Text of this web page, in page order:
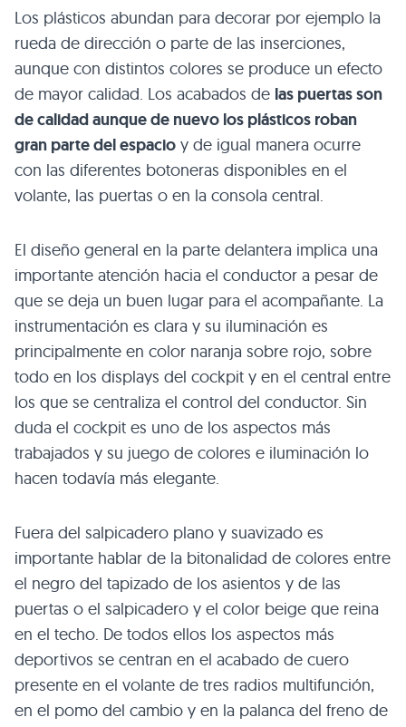
Los plásticos abundan para decorar por ejemplo la
rueda de dirección o parte de las inserciones,
aunque con distintos colores se produce un efecto
de mayor calidad. Los acabados de las puertas son
de calidad aunque de nuevo los plásticos roban
gran parte del espacio y de igual manera ocurre
con las diferentes botoneras disponibles en el
volante, las puertas o en la consola central.
El diseño general en la parte delantera implica una
importante atención hacia el conductor a pesar de
que se deja un buen lugar para el acompañante. La
instrumentación es clara y su iluminación es
principalmente en color naranja sobre rojo, sobre
todo en los displays del cockpit y en el central entre
los que se centraliza el control del conductor. Sin
duda el cockpit es uno de los aspectos más
trabajados y su juego de colores e iluminación lo
hacen todavía más elegante.
Fuera del salpicadero plano y suavizado es
importante hablar de la bitonalidad de colores entre
el negro del tapizado de los asientos y de las
puertas o el salpicadero y el color beige que reina
en el techo. De todos ellos los aspectos más
deportivos se centran en el acabado de cuero
presente en el volante de tres radios multifunción,
en el pomo del cambio y en la palanca del freno de